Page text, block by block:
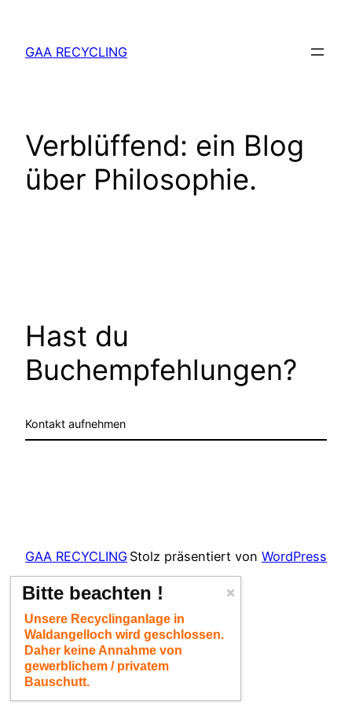
springen
GAA RECYCLING
Verblüffend: ein Blog
über Philosophie.
Hast du
Buchempfehlungen?
Kontakt aufnehmen
GAA RECYCLING Stolz präsentiert von WordPress
Bitte beachten !
Unsere Recyclinganlage in
Waldangelloch wird geschlossen.
Daher keine Annahme von
gewerblichem / privatem
Bauschutt.